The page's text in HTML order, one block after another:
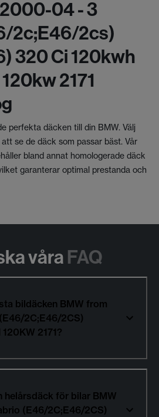
04 - 3
2c;e46/2cs)
320 Ci 120kwh
2171
perfekta däcken till din BMW. Välj
se de däck som passar bäst. Vår
bland annat homologerade däck
garanterar optimal prestanda och
våra FAQ
bildäcken BMW from
2C;E46/2CS)
2171?
helårsdäck för bilar BMW
(E46/2C;E46/2CS)